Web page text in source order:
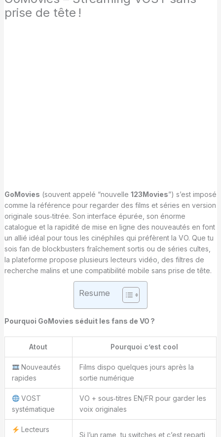
prise de tête !
GoMovies (souvent appelé “nouvelle 123Movies”) s’est imposé
comme la référence pour regarder des films et séries en version
originale sous‑titrée. Son interface épurée, son énorme
catalogue et la rapidité de mise en ligne des nouveautés en font
un allié idéal pour tous les cinéphiles qui préfèrent la VO. Que tu
sois fan de blockbusters fraîchement sortis ou de séries cultes,
la plateforme propose plusieurs lecteurs vidéo, des filtres de
recherche malins et une compatibilité mobile sans prise de tête.
Resume
Pourquoi GoMovies séduit les fans de VO ?
Atout Pourquoi c’est cool
Nouveautés
rapides
Films dispo quelques jours après la
sortie numérique
VOST
systématique
VO + sous‑titres EN/FR pour garder les
voix originales
Lecteurs
Si l’un rame, tu switches et c’est reparti